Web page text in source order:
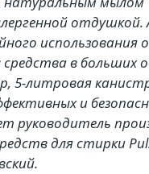
отдушкой.
использования
в больших
5-литровая
и
руководитель
для стирки